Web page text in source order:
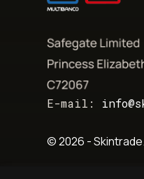
E-mail:
© 2026 -